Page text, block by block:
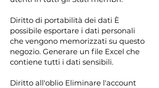
Diritto di portabilità dei dati È
possibile esportare i dati personali
che vengono memorizzati su questo
negozio. Generare un file Excel che
contiene tutti i dati sensibili.
Diritto all'oblio Eliminare l'account